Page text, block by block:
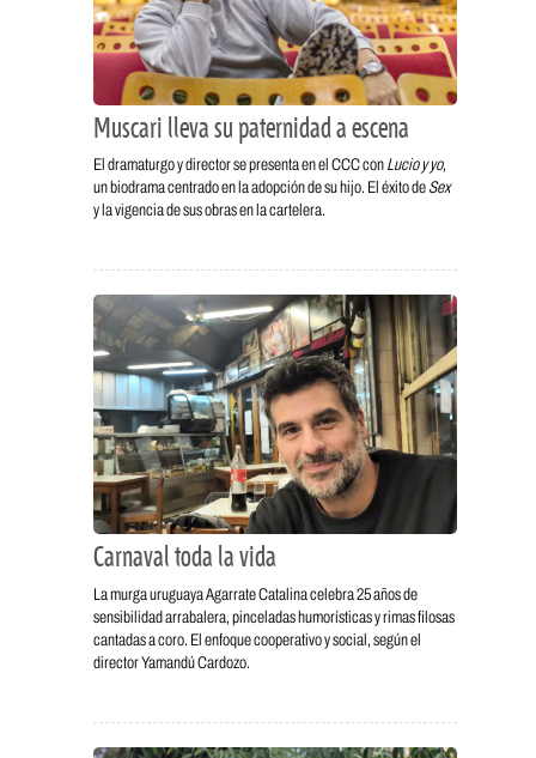
Muscari lleva su paternidad a escena
El dramaturgo y director se presenta en el CCC con Lucio y yo,
un biodrama centrado en la adopción de su hijo. El éxito de Sex
y la vigencia de sus obras en la cartelera.
Carnaval toda la vida
La murga uruguaya Agarrate Catalina celebra 25 años de
sensibilidad arrabalera, pinceladas humorísticas y rimas filosas
cantadas a coro. El enfoque cooperativo y social, según el
director Yamandú Cardozo.